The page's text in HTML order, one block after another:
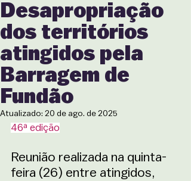
Desapropriação
dos territórios
atingidos pela
Barragem de
Fundão
Atualizado: 20 de ago. de 2025
46ª edição
Reunião realizada na quinta-
feira (26) entre atingidos,